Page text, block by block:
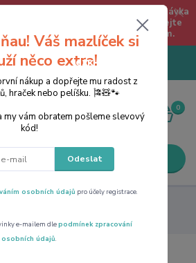
objednávky 8:00-16:30 (přestávka
! CHRUDIM A OKOLÍ - zadejte
odběrem Na Větrníku 1290, Chrudim.
CZK
0
0 Kč
Váš mazlíček si
něco extra!
nákup a dopřejte mu radost z
hraček nebo pelíšku. 🎏🧸🐾
vám obratem pošleme slevový
kód!
Odeslat
osobních údajů pro účely registrace.
e-mailem dlepodmínek zpracování
osobních údajů.